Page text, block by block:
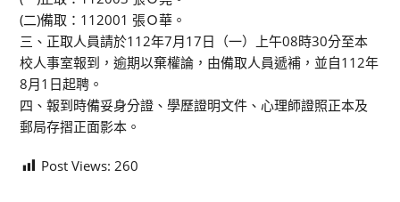
(二)備取：112001 張Ｏ華。
三、正取人員請於112年7月17日（一）上午08時30分至本
校人事室報到，逾期以棄權論，由備取人員遞補，並自112年
8月1日起聘。
四、報到時備妥身分證、學歷證明文件、心理師證照正本及
郵局存摺正面影本。
Post Views: 260